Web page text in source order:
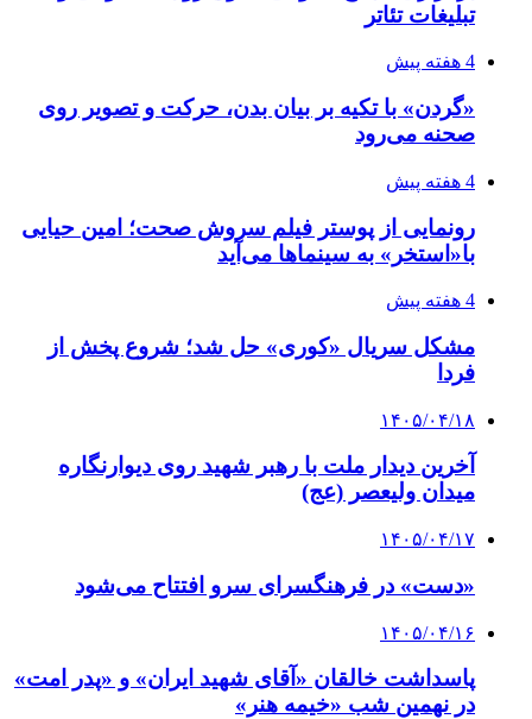
تبلیغات تئاتر
4 هفته پیش
«گردن» با تکیه بر بیان بدن، حرکت و تصویر روی
صحنه می‌رود
4 هفته پیش
رونمایی از پوستر فیلم سروش صحت؛ امین حیایی
با«استخر» به سینماها می‌آید
4 هفته پیش
مشکل سریال «کوری» حل شد؛ شروع پخش از
فردا
۱۴۰۵/۰۴/۱۸
آخرین دیدار ملت با رهبر شهید روی دیوارنگاره
میدان ولیعصر (عج)
۱۴۰۵/۰۴/۱۷
«دست» در فرهنگسرای سرو افتتاح می‌شود
۱۴۰۵/۰۴/۱۶
پاسداشت خالقان «آقای شهید ایران» و «پدر امت»
در نهمین شب «خیمه هنر»